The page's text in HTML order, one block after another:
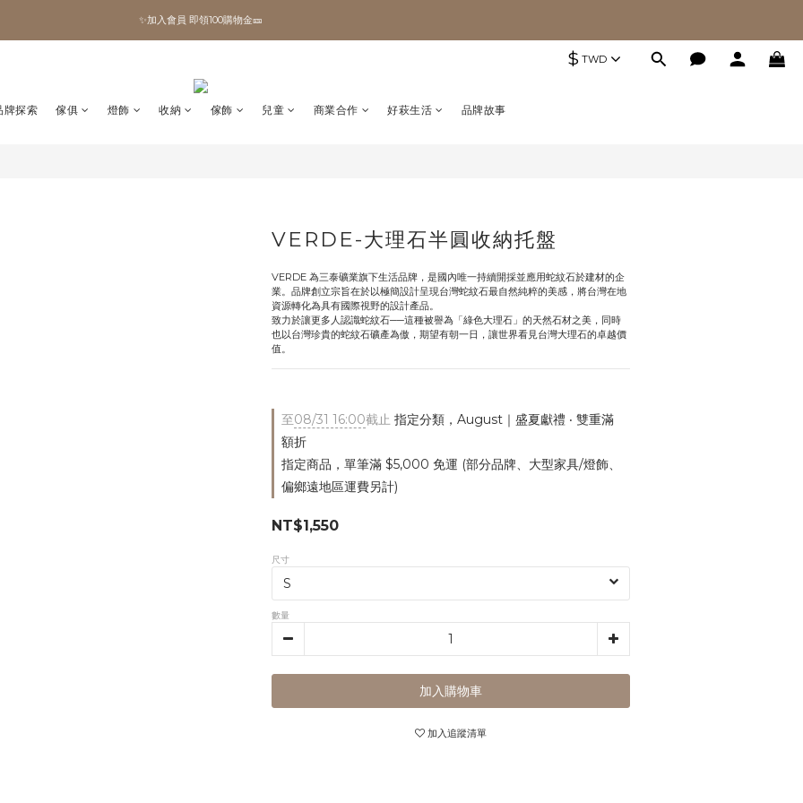
✨加入會員 即領100購物金🎫
✨加入會員 即領100購物金🎫
$ TWD
牌探索 傢俱 燈飾 收納 傢飾 兒童 商業合作 好萩生活 品牌故事
VERDE-大理石半圓收納托盤
VERDE 為三泰礦業旗下生活品牌，是國內唯一持續開採並應用蛇紋石於建材的企
業。品牌創立宗旨在於以極簡設計呈現台灣蛇紋石最自然純粹的美感，將台灣在地
資源轉化為具有國際視野的設計產品。
致力於讓更多人認識蛇紋石──這種被譽為「綠色大理石」的天然石材之美，同時
也以台灣珍貴的蛇紋石礦產為傲，期望有朝一日，讓世界看見台灣大理石的卓越價
值。
至08/31 16:00截止 指定分類，August｜盛夏獻禮 ‧ 雙重滿
額折
指定商品，單筆滿 $5,000 免運 (部分品牌、大型家具/燈飾、
偏鄉遠地區運費另計)
NT$1,550
尺寸
數量
加入購物車
加入追蹤清單